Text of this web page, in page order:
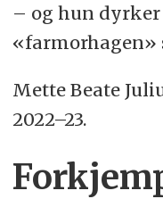
– og hun
«farmorhagen»
Mette Beate
2022–23.